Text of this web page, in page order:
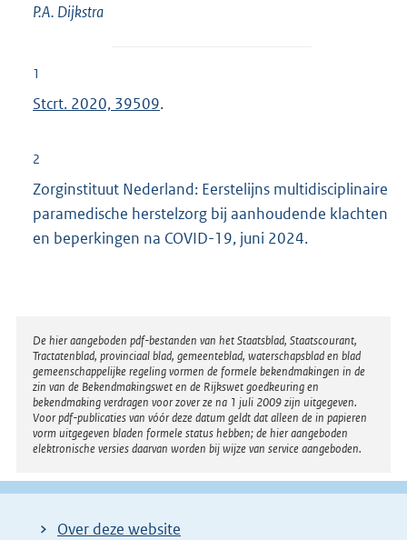
P.A. Dijkstra
1
Stcrt. 2020, 39509.
2
Zorginstituut Nederland: Eerstelijns multidisciplinaire
paramedische herstelzorg bij aanhoudende klachten
en beperkingen na COVID-19, juni 2024.
Disclaimer
De hier aangeboden pdf-bestanden van het Staatsblad, Staatscourant,
Tractatenblad, provinciaal blad, gemeenteblad, waterschapsblad en blad
gemeenschappelijke regeling vormen de formele bekendmakingen in de
zin van de Bekendmakingswet en de Rijkswet goedkeuring en
bekendmaking verdragen voor zover ze na 1 juli 2009 zijn uitgegeven.
Voor pdf-publicaties van vóór deze datum geldt dat alleen de in papieren
vorm uitgegeven bladen formele status hebben; de hier aangeboden
elektronische versies daarvan worden bij wijze van service aangeboden.
Over deze website